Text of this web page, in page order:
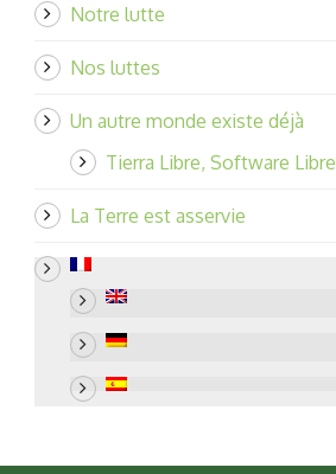
Notre lutte
Nos luttes
Un autre monde existe déjà
Tierra Libre, Software Libre
La Terre est asservie